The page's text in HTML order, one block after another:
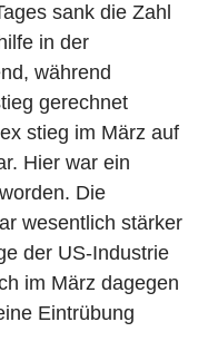
sank die Zahl
in der
während
gerechnet
stieg im März auf
Hier war ein
Die
wesentlich stärker
der US-Industrie
im März dagegen
Eintrübung